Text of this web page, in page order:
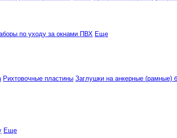
по уходу за окнами ПВХ Еще
Рихтовочные пластины Заглушки на анкерные (рамные)
Еще